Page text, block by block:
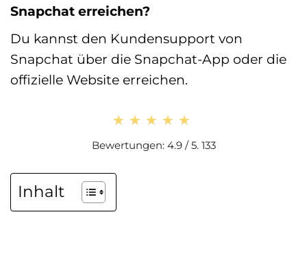
Snapchat erreichen?
Du kannst den Kundensupport von
Snapchat über die Snapchat-App oder die
offizielle Website erreichen.
★★★★★
★★★★★
Bewertungen: 4.9 / 5. 133
Inhalt